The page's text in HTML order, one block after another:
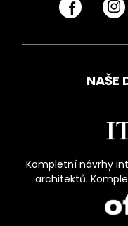
NAŠE
Kompletní návrhy
architektů.